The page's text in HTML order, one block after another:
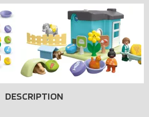
DESCRIPTION